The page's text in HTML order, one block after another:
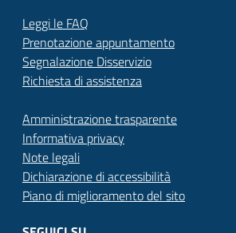
Leggi le FAQ
Prenotazione appuntamento
Segnalazione Disservizio
Richiesta di assistenza
Amministrazione trasparente
Informativa privacy
Note legali
Dichiarazione di accessibilità
Piano di miglioramento del sito